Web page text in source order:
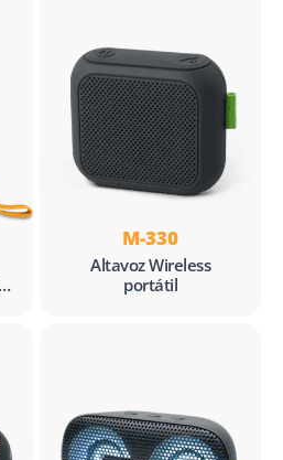
M-330
Altavoz Wireless
portátil